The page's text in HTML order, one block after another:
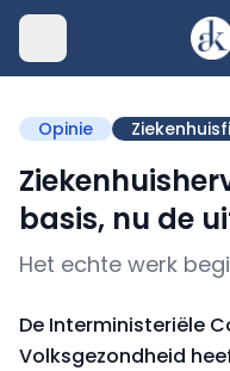
Opinie
basis, nu de
Het echte werk
De Interministeriële
Volksgezondheid